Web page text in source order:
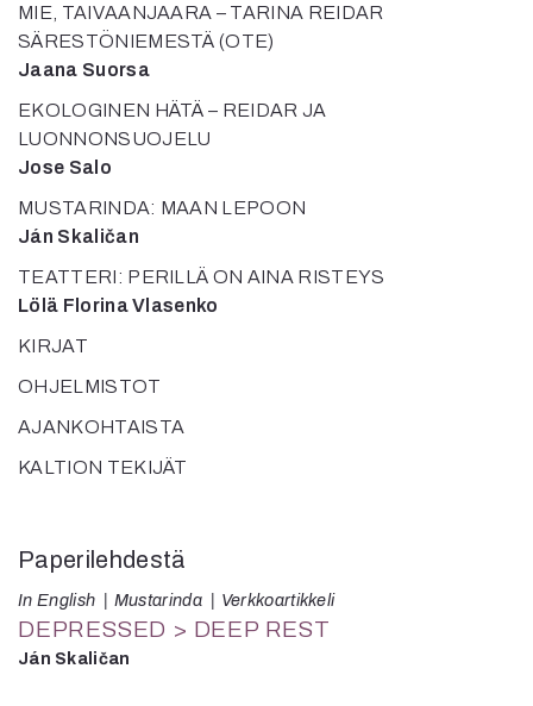
MIE, TAIVAANJAARA – TARINA REIDAR
SÄRESTÖNIEMESTÄ (OTE)
Jaana Suorsa
EKOLOGINEN HÄTÄ – REIDAR JA
LUONNONSUOJELU
Jose Salo
MUSTARINDA: MAAN LEPOON
Ján Skaličan
TEATTERI: PERILLÄ ON AINA RISTEYS
Lölä Florina Vlasenko
KIRJAT
OHJELMISTOT
AJANKOHTAISTA
KALTION TEKIJÄT
Paperilehdestä
In English Mustarinda Verkkoartikkeli
DEPRESSED > DEEP REST
Ján Skaličan